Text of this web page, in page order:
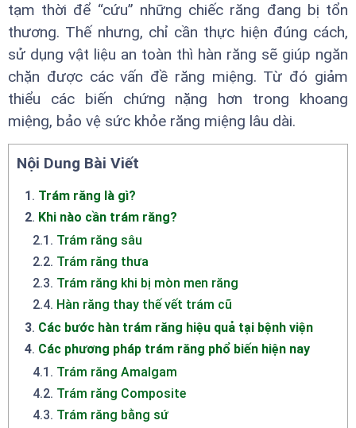
tạm thời để “cứu” những chiếc răng đang bị tổn
thương. Thế nhưng, chỉ cần thực hiện đúng cách,
sử dụng vật liệu an toàn thì hàn răng sẽ giúp ngăn
chặn được các vấn đề răng miệng. Từ đó giảm
thiểu các biến chứng nặng hơn trong khoang
miệng, bảo vệ sức khỏe răng miệng lâu dài.
Nội Dung Bài Viết
1. Trám răng là gì?
2. Khi nào cần trám răng?
2.1 . Trám răng sâu
2.2. Trám răng thưa
2.3. Trám răng khi bị mòn men răng
2.4. Hàn răng thay thế vết trám cũ
3. Các bước hàn trám răng hiệu quả tại bệnh viện
4. Các phương pháp trám răng phổ biến hiện nay
4.1 . Trám răng Amalgam
4.2. Trám răng Composite
4.3. Trám răng bằng sứ